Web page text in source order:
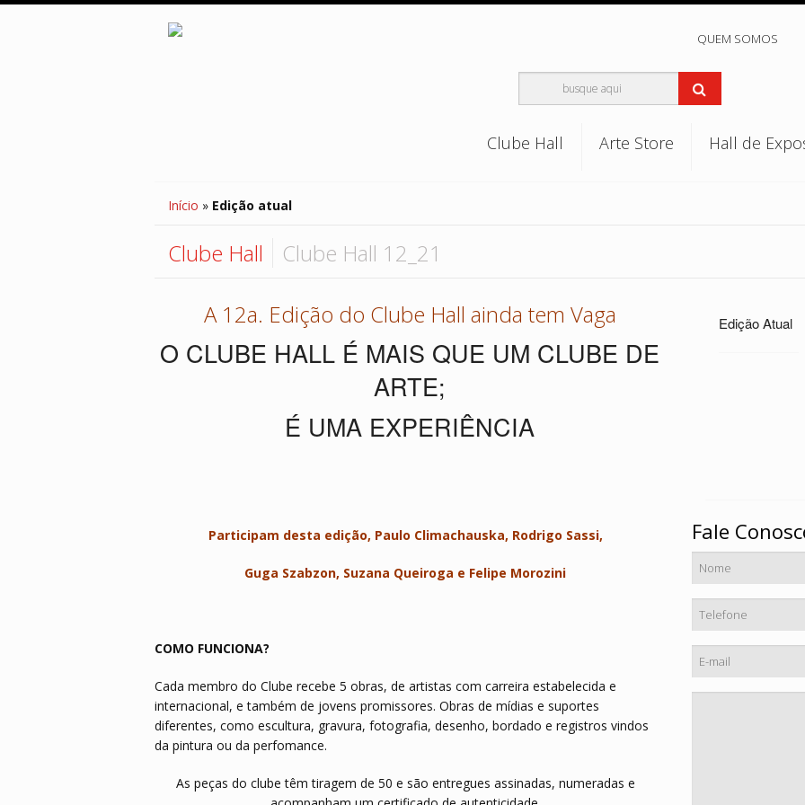
QUEM SOMOS
Clube Hall Arte Store Hall de
Início » Edição atual
Clube Hall Clube Hall 12_21
A 12a. Edição do Clube Hall ainda tem Vaga
O CLUBE HALL É MAIS QUE UM CLUBE DE
ARTE;
É UMA EXPERIÊNCIA
Participam desta edição, Paulo Climachauska, Rodrigo Sassi,
Guga Szabzon, Suzana Queiroga e Felipe Morozini
COMO FUNCIONA?
Cada membro do Clube recebe 5 obras, de artistas com carreira estabelecida e
internacional, e também de jovens promissores. Obras de mídias e suportes
diferentes, como escultura, gravura, fotografia, desenho, bordado e registros vindos
da pintura ou da perfomance.
As peças do clube têm tiragem de 50 e são entregues assinadas, numeradas e
Edição Atual
Fale